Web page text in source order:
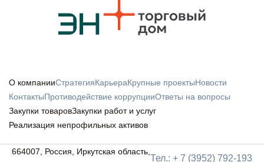
О компанииСтратегияКарьераКрупные проектыНовости
КонтактыПротиводействие коррупцииОтветы на вопросы
Закупки товаровЗакупки работ и услуг
Реализация непрофильных активов
664007, Россия, Иркутская область,
Тел.: + 7 (3952) 792-193